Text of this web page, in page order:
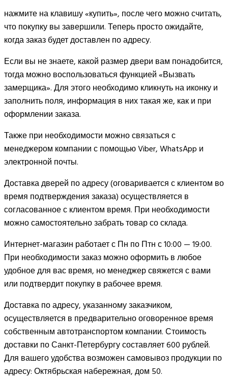
нажмите на клавишу «купить», после чего можно считать,
что покупку вы завершили. Теперь просто ожидайте,
когда заказ будет доставлен по адресу.
Если вы не знаете, какой размер двери вам понадобится,
тогда можно воспользоваться функцией «Вызвать
замерщика». Для этого необходимо кликнуть на иконку и
заполнить поля, информация в них такая же, как и при
оформлении заказа.
Также при необходимости можно связаться с
менеджером компании с помощью Viber, WhatsApp и
электронной почты.
Доставка дверей по адресу (оговаривается с клиентом во
время подтверждения заказа) осуществляется в
согласованное с клиентом время. При необходимости
можно самостоятельно забрать товар со склада.
Интернет-магазин работает с Пн по Птн с 10:00 — 19:00.
При необходимости заказ можно оформить в любое
удобное для вас время, но менеджер свяжется с вами
или подтвердит покупку в рабочее время.
Доставка по адресу, указанному заказчиком,
осуществляется в предварительно оговоренное время
собственным автотранспортом компании. Стоимость
доставки по Санкт-Петербургу составляет 600 рублей.
Для вашего удобства возможен самовывоз продукции по
адресу: Октябрьская набережная, дом 50.